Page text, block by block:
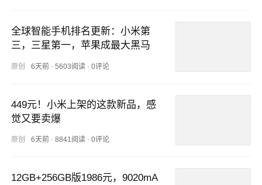
全球智能手机排名更新：小米第
三，三星第一，苹果成最大黑马
原创 6天前· 5603阅读· 0评论
449元！小米上架的这款新品，感
觉又要卖爆
原创 6天前· 8841阅读· 0评论
12GB+256GB版1986元，9020mA